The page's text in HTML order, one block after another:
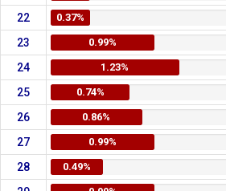
22
0.37%
23
0.99%
24
1.23%
25
0.74%
26
0.86%
27
0.99%
28
0.49%